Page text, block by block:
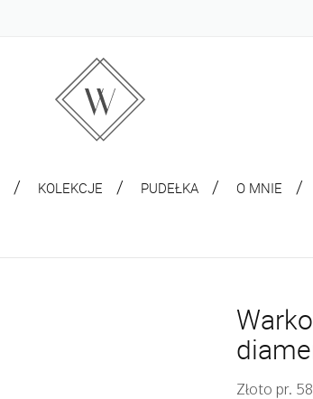
KOLEKCJE PUDEŁKA O MNIE
Złoto pr.